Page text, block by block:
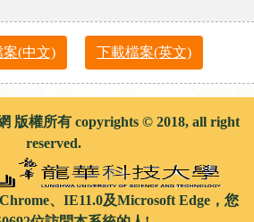
案(中文) 下載檔案(英文)
版權所有 copyrights © 2018, all right
reserved.
、IE11.0及Microsoft Edge，您